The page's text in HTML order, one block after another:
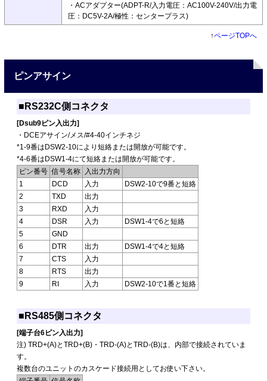
・ACアダプター(ADPT-R/入力電圧：AC100V-240V/出力電
圧：DC5V-2A/極性：センタープラス)
↑ページTOPへ
ピンアサイン
■RS232C側コネクタ
[Dsub9ピン入出力]
・DCEアサイン/メス/#4-40インチネジ
*1-9番はDSW2-10により短絡または開放が可能です。
*4-6番はDSW1-4にて短絡または開放が可能です。
ピン番号 信号名称
入出力方向
1
DCD 入力
DSW2-10で9番と短絡
2
TXD
出力
3
RXD
入力
4
DSR 入力
DSW1-4で6と短絡
5
GND
6
DTR 出力
DSW1-4で4と短絡
7
CTS
入力
8
RTS
出力
9
RI 入力 DSW2-10で1番と短絡
■RS485側コネクタ
[端子台6ピン入出力]
注) TRD+(A)とTRD+(B)・TRD-(A)とTRD-(B)は、内部で接続されていま
す。
複数台のユニットのカスケード接続用としてお使い下さい。